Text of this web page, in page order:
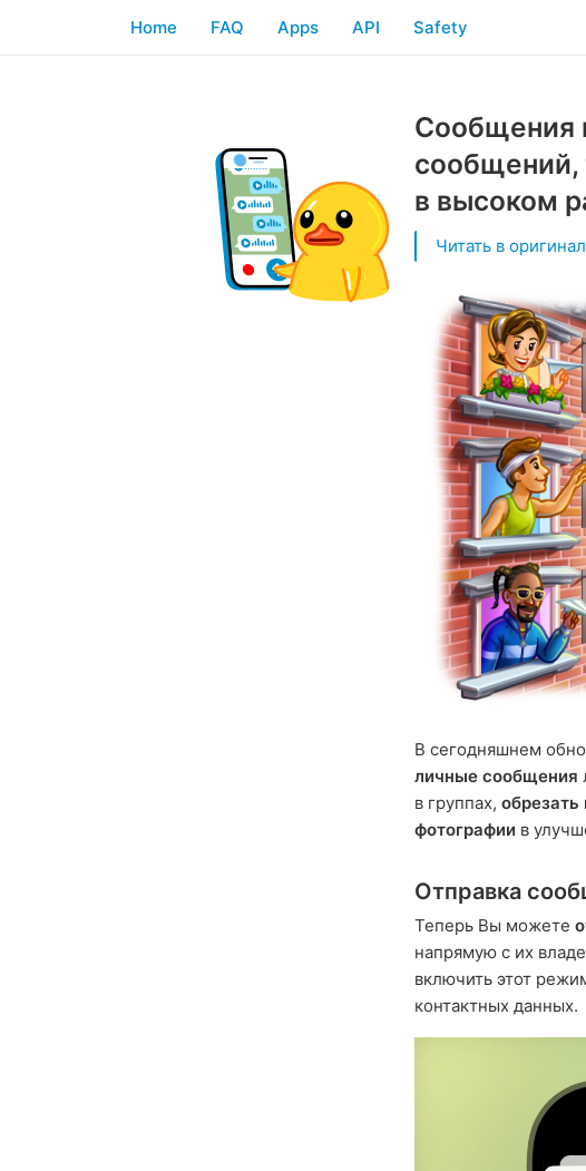
Home FAQ Apps API Safety
Сообщения
сообщений,
в высоком
Читать в
В сегодняшнем
личные сообщения
в группах,
фотографии в
Отправка
Теперь Вы можете
напрямую с их
включить этот
контактных данных.